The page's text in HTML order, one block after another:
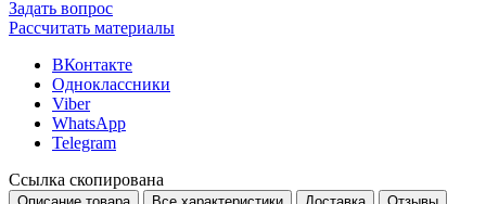
Задать вопрос
Рассчитать материалы
ВКонтакте
Одноклассники
Viber
WhatsApp
Telegram
Ссылка скопирована